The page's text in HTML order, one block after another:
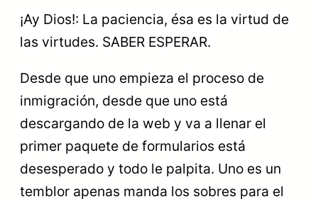
¡Ay Dios!: La paciencia, ésa es la virtud de
las virtudes. SABER ESPERAR.
Desde que uno empieza el proceso de
inmigración, desde que uno está
descargando de la web y va a llenar el
primer paquete de formularios está
desesperado y todo le palpita. Uno es un
temblor apenas manda los sobres para el